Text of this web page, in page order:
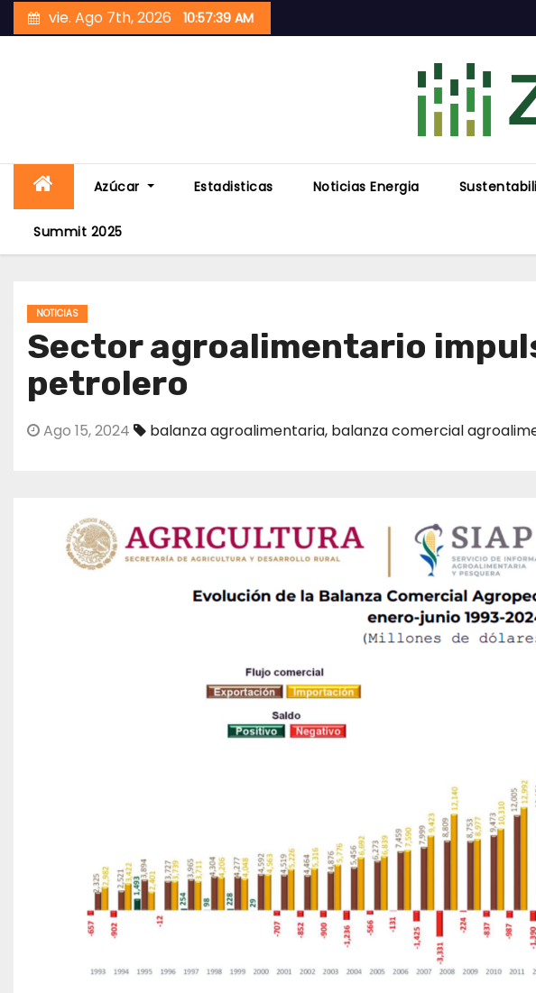
to
vie. Ago 7th, 2026 10:57:40 AM
Azúcar Estadisticas Noticias Energia
Summit 2025
NOTICIAS
Sector agroalimentario
petrolero
Ago 15, 2024 balanza agroalimentaria, balanza comercial